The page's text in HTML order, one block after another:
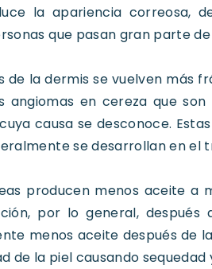
la apariencia correosa,
que pasan gran parte de
de la dermis se vuelven más
angiomas en cereza que
causa se desconoce.
se desarrollan en el
producen menos aceite a
por lo general,
menos aceite después de
de la piel causando sequedad